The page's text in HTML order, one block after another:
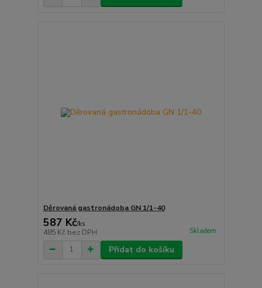
Děrovaná gastronádoba GN 1/1-40
587 Kč/ks
485 Kč bez DPH Skladem
Přidat do košíku